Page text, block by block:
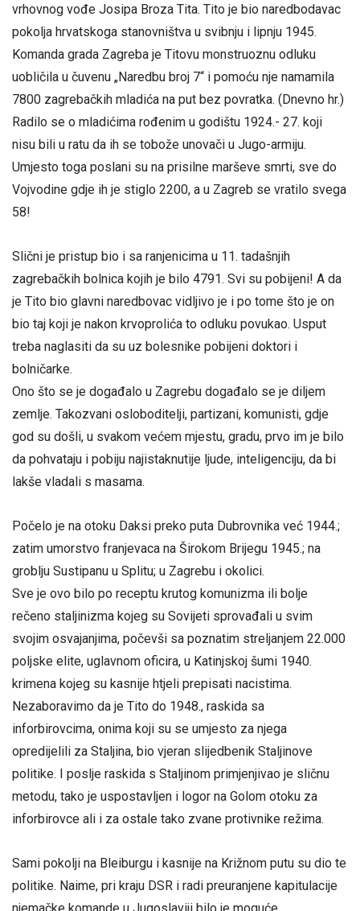
vrhovnog vođe Josipa Broza Tita. Tito je bio naredbodavac
pokolja hrvatskoga stanovništva u svibnju i lipnju 1945.
Komanda grada Zagreba je Titovu monstruoznu odluku
uobličila u čuvenu „Naredbu broj 7“ i pomoću nje namamila
7800 zagrebačkih mladića na put bez povratka. (Dnevno hr.)
Radilo se o mladićima rođenim u godištu 1924.- 27. koji
nisu bili u ratu da ih se tobože unovači u Jugo-armiju.
Umjesto toga poslani su na prisilne marševe smrti, sve do
Vojvodine gdje ih je stiglo 2200, a u Zagreb se vratilo svega
58!
Slični je pristup bio i sa ranjenicima u 11. tadašnjih
zagrebačkih bolnica kojih je bilo 4791. Svi su pobijeni! A da
je Tito bio glavni naredbovac vidljivo je i po tome što je on
bio taj koji je nakon krvoprolića to odluku povukao. Usput
treba naglasiti da su uz bolesnike pobijeni doktori i
bolničarke.
Ono što se je događalo u Zagrebu događalo se je diljem
zemlje. Takozvani osloboditelji, partizani, komunisti, gdje
god su došli, u svakom većem mjestu, gradu, prvo im je bilo
da pohvataju i pobiju najistaknutije ljude, inteligenciju, da bi
lakše vladali s masama.
Počelo je na otoku Daksi preko puta Dubrovnika već 1944.;
zatim umorstvo franjevaca na Širokom Brijegu 1945.; na
groblju Sustipanu u Splitu; u Zagrebu i okolici.
Sve je ovo bilo po receptu krutog komunizma ili bolje
rečeno staljinizma kojeg su Sovijeti sprovađali u svim
svojim osvajanjima, počevši sa poznatim streljanjem 22.000
poljske elite, uglavnom oficira, u Katinjskoj šumi 1940.
krimena kojeg su kasnije htjeli prepisati nacistima.
Nezaboravimo da je Tito do 1948., raskida sa
inforbirovcima, onima koji su se umjesto za njega
opredijelili za Staljina, bio vjeran slijedbenik Staljinove
politike. I poslje raskida s Staljinom primjenjivao je sličnu
metodu, tako je uspostavljen i logor na Golom otoku za
inforbirovce ali i za ostale tako zvane protivnike režima.
Sami pokolji na Bleiburgu i kasnije na Križnom putu su dio te
politike. Naime, pri kraju DSR i radi preuranjene kapitulacije